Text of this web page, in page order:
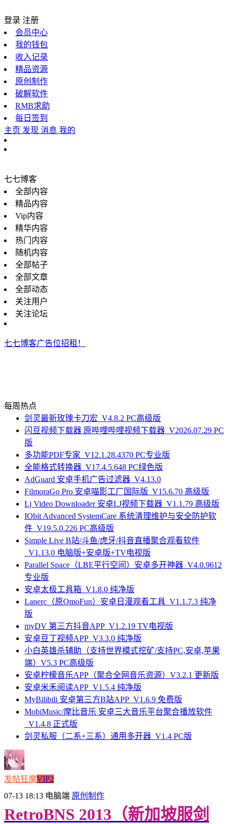
登录 注册
会员中心
我的钱包
收入记录
精品资源
原创制作
破解软件
RMB求助
每日签到
主页 发现 消息 我的
七七博客
全部内容
精品内容
Vip内容
精华内容
热门内容
随机内容
全部帖子
全部文章
全部动态
关注用户
关注论坛
七七博客广告位招租！
每周热点
剑灵最新玫瑰卡刀宏_V4.8.2 PC高级版
闪豆视频下载器 原哔哩哔哩视频下载器_V2026.07.29 PC
版
多功能PDF专家_V12.1.28.4370 PC专业版
全能格式转换器_V17.4.5.648 PC绿色版
AdGuard 安卓手机广告过滤器_V4.13.0
FilmoraGo Pro 安卓喵影工厂国际版_V15.6.70 高级版
Lj Video Downloader 安卓LJ视频下载器_V1.1.79 高级版
IObit Advanced SystemCare 系统清理维护与安全防护软
件_V19.5.0.226 PC高级版
Simple Live B站/斗鱼/虎牙/抖音直播聚合观看软件
_V1.13.0 电脑版+安卓版+TV电视版
Parallel Space（LBE平行空间）安卓多开神器_V4.0.9612
专业版
安卓太极工具箱_V1.8.0 纯净版
Lanerc（原OmoFun）安卓日漫观看工具_V1.1.7.3 纯净
版
myDV 第三方抖音APP_V1.2.19 TV电视版
安卓豆丁视频APP_V3.3.0 纯净版
小白英雄杀辅助（支持世界模式挖矿/支持PC,安卓,苹果
端）V5.3 PC高级版
安卓柠檬音乐APP（聚合全网音乐资源）V3.2.1 更新版
安卓米禾阅读APP_V1.5.4 纯净版
MyBilibili 安卓第三方B站APP_V1.6.9 免费版
MobiMusic/摩比音乐 安卓三大音乐平台聚合播放软件
_V1.4.8 正式版
剑灵私服（二系+三系）通用多开器_V1.4 PC版
发帖狂魔VIP2
07-13 18:13 电脑端 原创制作
RetroBNS 2013（新加坡服剑